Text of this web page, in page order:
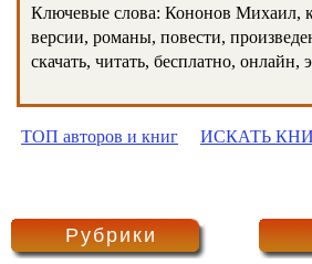
Ключевые слова: Кононов Михаил,
версии, романы, повести,
скачать, читать, бесплатно, онлайн,
ТОП авторов и книг ИСКАТЬ
Рубрики